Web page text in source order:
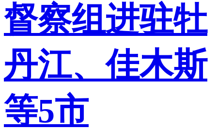
督察组进驻牡
丹江、佳木斯
等5市